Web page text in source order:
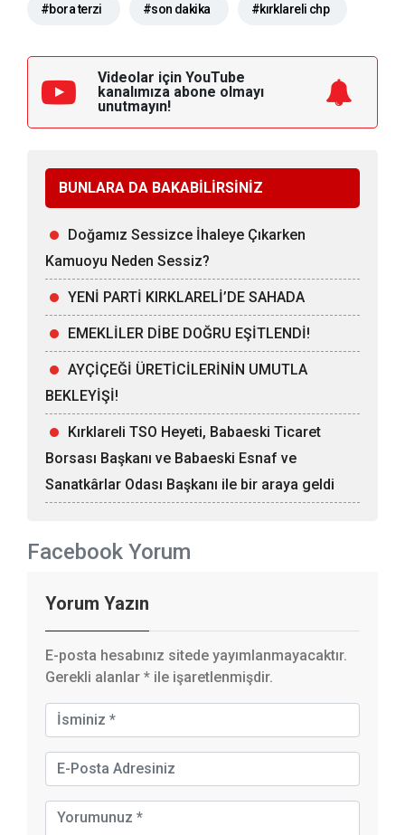
#bora terzi #son dakika #kırklareli chp
Videolar için YouTube
kanalımıza abone olmayı
unutmayın!
BUNLARA DA BAKABİLİRSİNİZ
Doğamız Sessizce İhaleye Çıkarken
Kamuoyu Neden Sessiz?
YENİ PARTİ KIRKLARELİ’DE SAHADA
EMEKLİLER DİBE DOĞRU EŞİTLENDİ!
AYÇİÇEĞİ ÜRETİCİLERİNİN UMUTLA
BEKLEYİŞİ!
Kırklareli TSO Heyeti, Babaeski Ticaret
Borsası Başkanı ve Babaeski Esnaf ve
Sanatkârlar Odası Başkanı ile bir araya geldi
Facebook Yorum
Yorum Yazın
E-posta hesabınız sitede yayımlanmayacaktır.
Gerekli alanlar * ile işaretlenmişdir.